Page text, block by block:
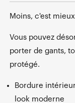
Moins, c'est mieux
Vous pouvez
porter de gants,
protégé.
Bordure
look moderne